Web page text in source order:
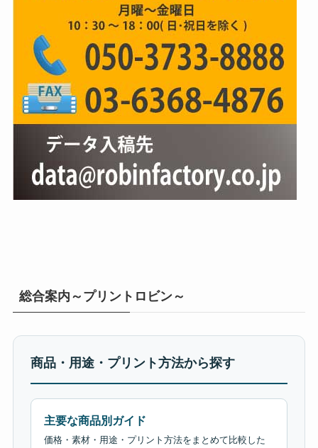
総合案内～プリントロビン～
商品・用途・プリント方法から探す
主要な商品別ガイド
価格・素材・用途・プリント方法をまとめて比較した